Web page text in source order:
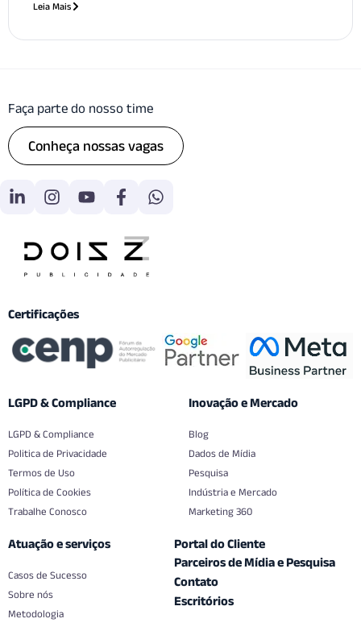
Leia Mais
Faça parte do nosso time
Conheça nossas vagas
Certificações
LGPD & Compliance
LGPD & Compliance
Politica de Privacidade
Termos de Uso
Política de Cookies
Trabalhe Conosco
Inovação e Mercado
Blog
Dados de Mídia
Pesquisa
Indústria e Mercado
Marketing 360
Atuação e serviços
Casos de Sucesso
Sobre nós
Metodologia
Portal do Cliente
Parceiros de Mídia e Pesquisa
Contato
Escritórios